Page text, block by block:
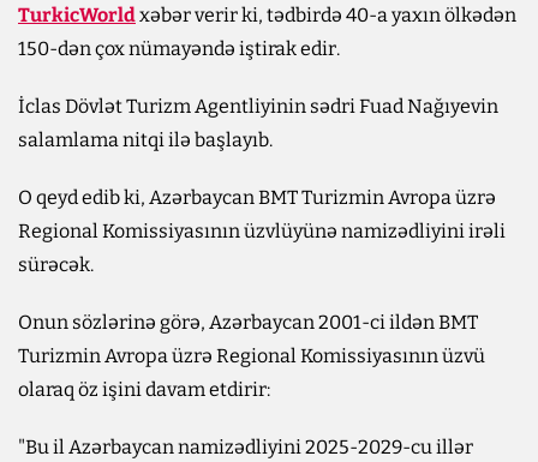
TurkicWorldxəbər verir ki, tədbirdə 40-a yaxın ölkədən
150-dən çox nümayəndə iştirak edir.
İclas Dövlət Turizm Agentliyinin sədri Fuad Nağıyevin
salamlama nitqi ilə başlayıb.
O qeyd edib ki, Azərbaycan BMT Turizmin Avropa üzrə
Regional Komissiyasının üzvlüyünə namizədliyini irəli
sürəcək.
Onun sözlərinə görə, Azərbaycan 2001-ci ildən BMT
Turizmin Avropa üzrə Regional Komissiyasının üzvü
olaraq öz işini davam etdirir:
"Bu il Azərbaycan namizədliyini 2025-2029-cu illər